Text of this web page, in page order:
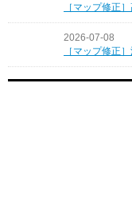
［マップ修正
2026-07-08
［マップ修正